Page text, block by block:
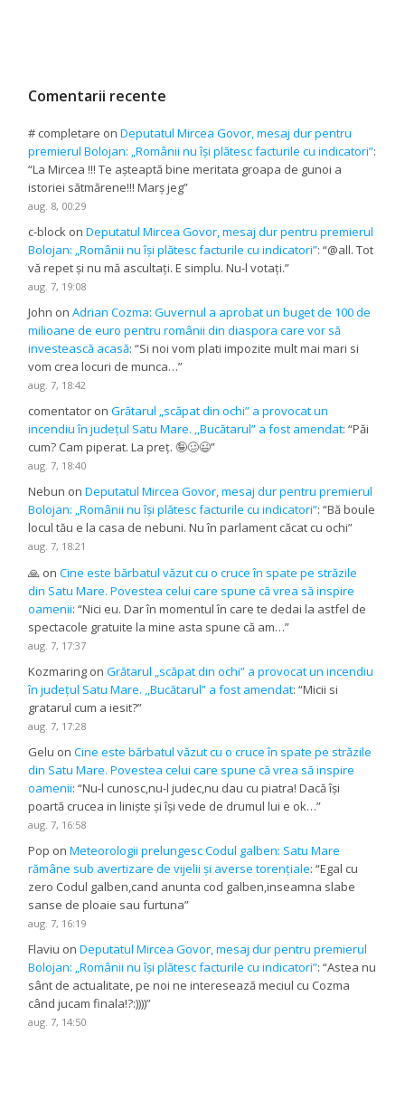
Comentarii recente
# completare onDeputatul Mircea Govor, mesaj dur pentru
premierul Bolojan: „Românii nu își plătesc facturile cu indicatori”:
“La Mircea !!! Te așteaptă bine meritata groapa de gunoi a
istoriei sătmărene!!! Marș jeg”
aug. 8, 00:29
c-block onDeputatul Mircea Govor, mesaj dur pentru premierul
Bolojan: „Românii nu își plătesc facturile cu indicatori”: “@all. Tot
vă repet și nu mă ascultați. E simplu. Nu-l votați.”
aug. 7, 19:08
John onAdrian Cozma: Guvernul a aprobat un buget de 100 de
milioane de euro pentru românii din diaspora care vor să
investească acasă: “Si noi vom plati impozite mult mai mari si
vom crea locuri de munca…”
aug. 7, 18:42
comentator onGrătarul „scăpat din ochi” a provocat un
incendiu în județul Satu Mare. ,,Bucătarul” a fost amendat: “Păi
cum? Cam piperat. La preț. 🤪🥴😉”
aug. 7, 18:40
Nebun onDeputatul Mircea Govor, mesaj dur pentru premierul
Bolojan: „Românii nu își plătesc facturile cu indicatori”: “Bă boule
locul tău e la casa de nebuni. Nu în parlament căcat cu ochi”
aug. 7, 18:21
🙏 onCine este bărbatul văzut cu o cruce în spate pe străzile
din Satu Mare. Povestea celui care spune că vrea să inspire
oamenii: “Nici eu. Dar în momentul în care te dedai la astfel de
spectacole gratuite la mine asta spune că am…”
aug. 7, 17:37
Kozmaring onGrătarul „scăpat din ochi” a provocat un incendiu
în județul Satu Mare. ,,Bucătarul” a fost amendat: “Micii si
gratarul cum a iesit?”
aug. 7, 17:28
Gelu onCine este bărbatul văzut cu o cruce în spate pe străzile
din Satu Mare. Povestea celui care spune că vrea să inspire
oamenii: “Nu-l cunosc,nu-l judec,nu dau cu piatra! Dacă își
poartă crucea in liniște și își vede de drumul lui e ok…”
aug. 7, 16:58
Pop onMeteorologii prelungesc Codul galben: Satu Mare
rămâne sub avertizare de vijelii și averse torențiale: “Egal cu
zero Codul galben,cand anunta cod galben,inseamna slabe
sanse de ploaie sau furtuna”
aug. 7, 16:19
Flaviu onDeputatul Mircea Govor, mesaj dur pentru premierul
Bolojan: „Românii nu își plătesc facturile cu indicatori”: “Astea nu
sânt de actualitate, pe noi ne interesează meciul cu Cozma
când jucam finala!?:))))”
aug. 7, 14:50